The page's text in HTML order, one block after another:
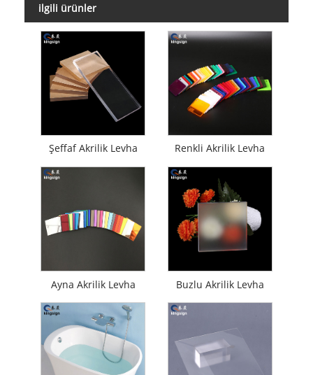
ilgili ürünler
Şeffaf Akrilik Levha Renkli Akrilik Levha
Ayna Akrilik Levha Buzlu Akrilik Levha